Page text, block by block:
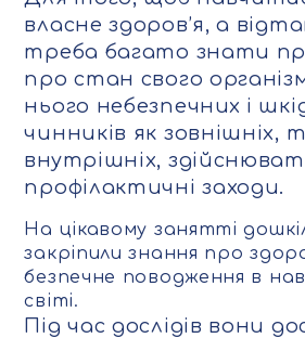
власне здоров’я, а
треба багато знати
про стан свого
нього небезпечних і
чинників як зовнішніх,
внутрішніх,
профілактичні заходи.
На цікавому занятті
закріпили знання про
безпечне поводження в
світі.
Під час дослідів вони